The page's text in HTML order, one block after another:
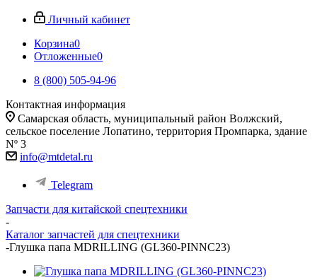
Личный кабинет
Корзина0
Отложенные0
8 (800) 505-94-96
Контактная информация
Самарская область, муниципальный район Волжский,
сельское поселение Лопатино, территория Промпарка, здание
Nº 3
info@mtdetal.ru
Telegram
Запчасти для китайской спецтехники
-
Каталог запчастей для спецтехники
-Глушка папа MDRILLING (GL360-PINNC23)